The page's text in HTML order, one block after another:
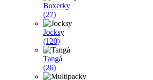
Boxerky
(27)
Jocksy
(120)
Tangá
(26)